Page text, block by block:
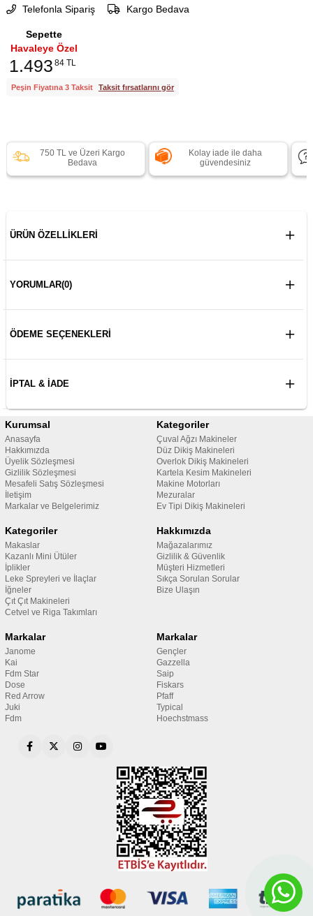
Telefonla Sipariş Kargo Bedava
Sepette
Havaleye Özel
1.493 84 TL
Peşin Fiyatına 3 Taksit Taksit fırsatlarını gör
750 TL ve Üzeri Kargo
Bedava
Kolay iade ile daha
güvendesiniz
ÜRÜN ÖZELLIKLERI
YORUMLAR(0)
ÖDEME SEÇENEKLERI
İPTAL & İADE
Kurumsal
Anasayfa
Hakkımızda
Üyelik Sözleşmesi
Gizlilik Sözleşmesi
Mesafeli Satış Sözleşmesi
İletişim
Markalar ve Belgelerimiz
Kategoriler
Çuval Ağzı Makineler
Düz Dikiş Makineleri
Overlok Dikiş Makineleri
Kartela Kesim Makineleri
Makine Motorları
Mezuralar
Ev Tipi Dikiş Makineleri
Kategoriler
Makaslar
Kazanlı Mini Ütüler
İplikler
Leke Spreyleri ve İlaçlar
İğneler
Çıt Çıt Makineleri
Cetvel ve Riga Takımları
Hakkımızda
Mağazalarımız
Gizlilik & Güvenlik
Müşteri Hizmetleri
Sıkça Sorulan Sorular
Bize Ulaşın
Markalar
Janome
Kai
Fdm Star
Dose
Red Arrow
Juki
Fdm
Markalar
Gençler
Gazzella
Saip
Fiskars
Pfaff
Typical
Hoechstmass